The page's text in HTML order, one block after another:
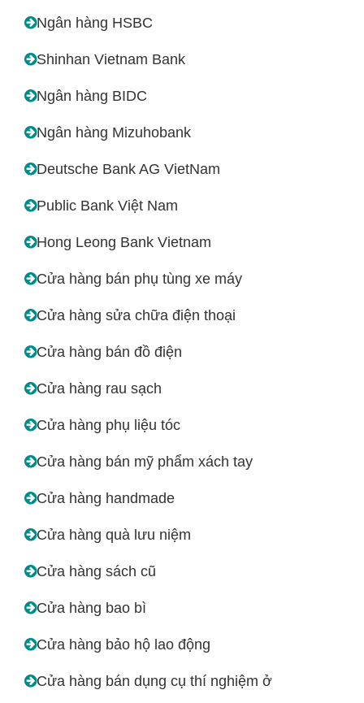
Ngân hàng HSBC
Shinhan Vietnam Bank
Ngân hàng BIDC
Ngân hàng Mizuhobank
Deutsche Bank AG VietNam
Public Bank Việt Nam
Hong Leong Bank Vietnam
Cửa hàng bán phụ tùng xe máy
Cửa hàng sửa chữa điện thoại
Cửa hàng bán đồ điện
Cửa hàng rau sạch
Cửa hàng phụ liệu tóc
Cửa hàng bán mỹ phẩm xách tay
Cửa hàng handmade
Cửa hàng quà lưu niệm
Cửa hàng sách cũ
Cửa hàng bao bì
Cửa hàng bảo hộ lao động
Cửa hàng bán dụng cụ thí nghiệm ở